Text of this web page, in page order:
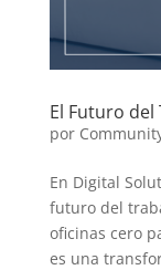
El Futuro
por
En Digital
futuro del
oficinas cero
es una